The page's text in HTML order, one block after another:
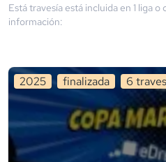
Está travesía está incluida en 1 liga o
información:
2025 finalizada 6